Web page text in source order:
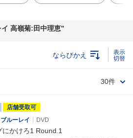
高嶺菊:田中理恵
ならびかえ
30件
店舗受取可
ルーレイ
DVD
にかけろ1 Round.1